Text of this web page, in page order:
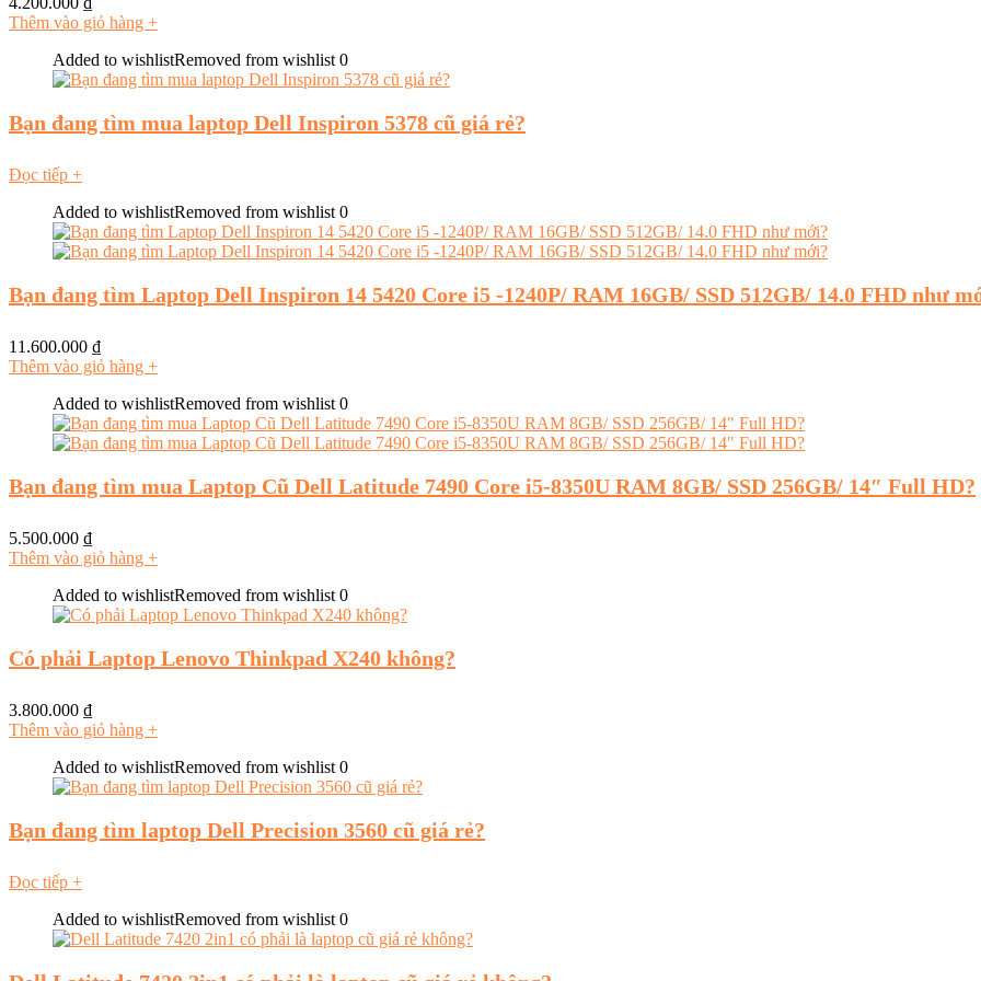
Thêm vào giỏ hàng +
Added to wishlistRemoved from wishlist 0
Bạn đang tìm mua laptop Dell Inspiron 5378 cũ giá rẻ?
Đọc tiếp +
Added to wishlistRemoved from wishlist 0
Bạn đang tìm Laptop Dell Inspiron 14 5420 Core i5 -1240P/ RAM 16GB/ SSD 512GB/ 14.0 FHD như
11.600.000 ₫
Thêm vào giỏ hàng +
Added to wishlistRemoved from wishlist 0
Bạn đang tìm mua Laptop Cũ Dell Latitude 7490 Core i5-8350U RAM 8GB/ SSD 256GB/ 14″ Full HD?
5.500.000 ₫
Thêm vào giỏ hàng +
Added to wishlistRemoved from wishlist 0
Có phải Laptop Lenovo Thinkpad X240 không?
3.800.000 ₫
Thêm vào giỏ hàng +
Added to wishlistRemoved from wishlist 0
Bạn đang tìm laptop Dell Precision 3560 cũ giá rẻ?
Đọc tiếp +
Added to wishlistRemoved from wishlist 0